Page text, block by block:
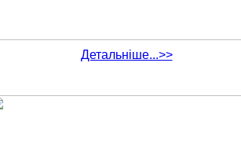
Детальніше...>>